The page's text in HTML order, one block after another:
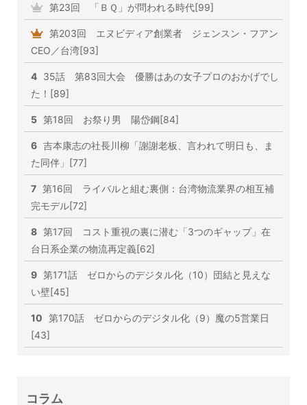
第23回 「ＢＱ」が問われる時代[99]
第203回 エヌビディア創業者 ジェンスン・フアン
CEO／台湾[93]
4 35話 第83回大会 優勝はあの女子プロのおかげでし
た！[89]
5 第18回 お祭り男 陽岱鋼[84]
6 吉本康志の社長川柳「謝謝老板、言われて明日も、ま
た同伴」[77]
7 第16回 ライバルと組む裏側：台湾物流業界の相互補
完モデル[72]
8 第17回 コスト重視の裏に潜む「3つのギャップ」在
台日系企業の物流再定義[62]
9 第171話 ゼロからのデジタル化（10）団結と見えな
い壁[45]
10 第170話 ゼロからのデジタル化（9）魔の5営業日
[43]
コラム